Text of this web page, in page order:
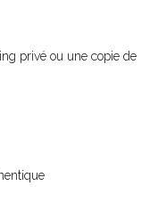
privé ou une copie de